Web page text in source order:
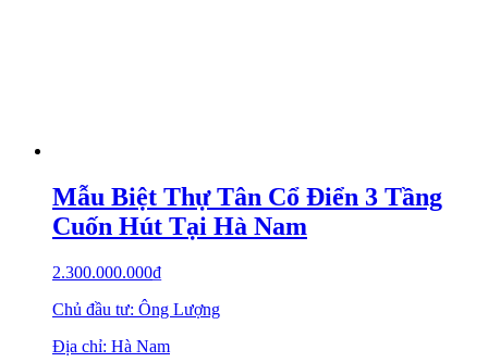
Mẫu Biệt Thự Tân Cổ Điển 3 Tầng
Cuốn Hút Tại Hà Nam
2.300.000.000₫
Chủ đầu tư: Ông Lượng
Địa chỉ: Hà Nam